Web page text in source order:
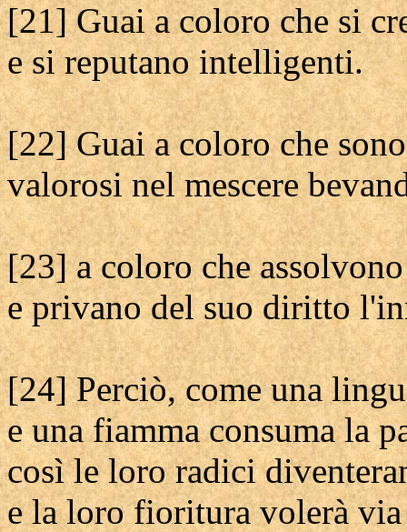
[21] Guai a coloro che si
e si reputano intelligenti.
[22] Guai a coloro che
valorosi nel mescere
[23] a coloro che
e privano del suo diritto
[24] Perciò, come una
e una fiamma consuma la
così le loro radici
e la loro fioritura volerà